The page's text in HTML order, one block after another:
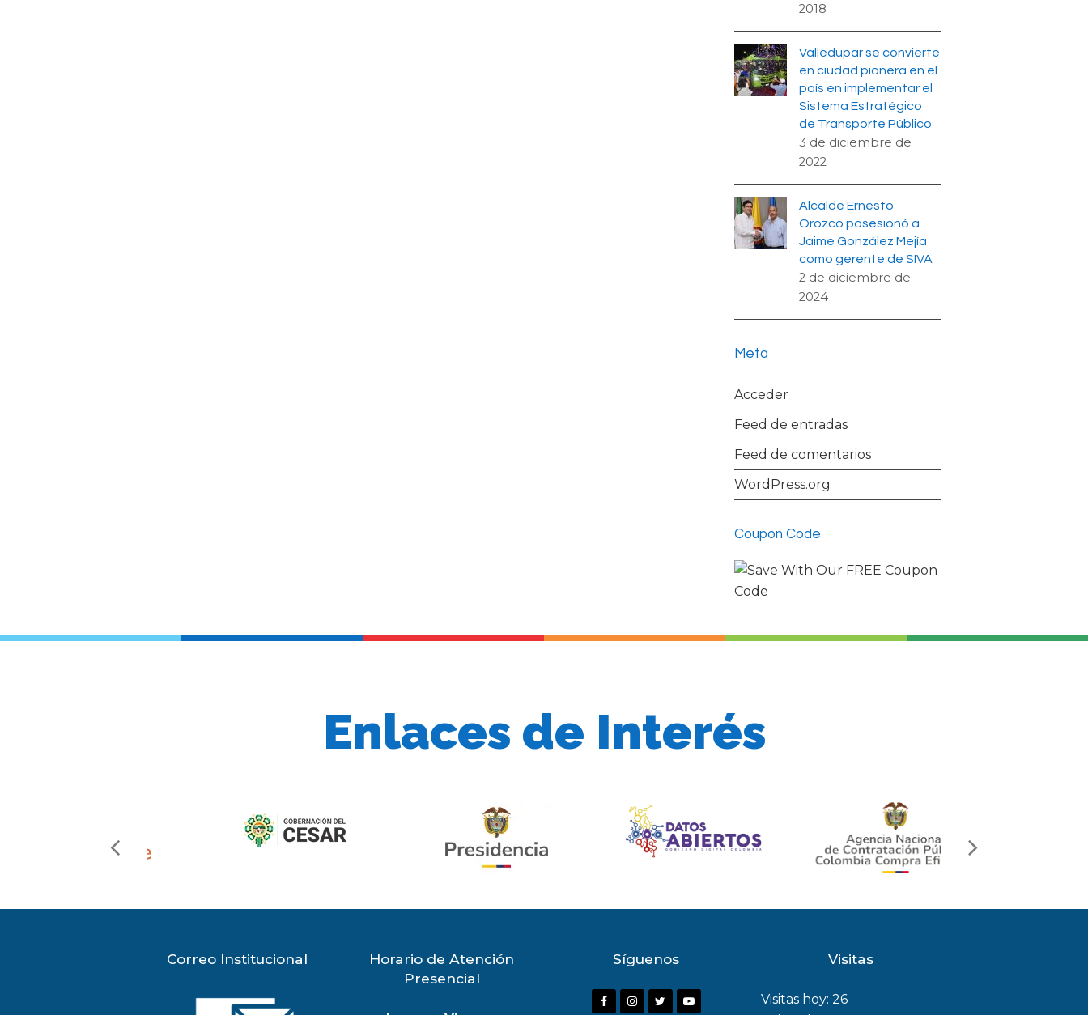
2018
Valledupar se convierte
en ciudad pionera en el
país en implementar el
Sistema Estratégico
de Transporte Público
3 de diciembre de
2022
Alcalde Ernesto
Orozco posesionó a
Jaime González Mejía
como gerente de SIVA
2 de diciembre de
2024
Meta
Acceder
Feed de entradas
Feed de comentarios
WordPress.org
Coupon Code
Enlaces de Interés
previous
Correo Institucional
Horario de Atención
Presencial
Síguenos
F I Y
Visitas
Visitas hoy: 26